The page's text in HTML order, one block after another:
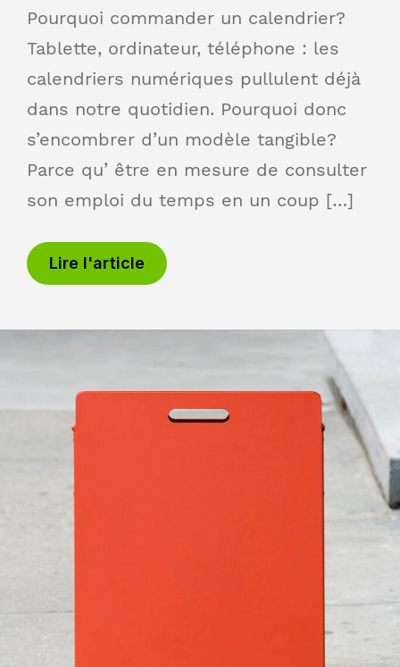
Pourquoi commander un calendrier?
Tablette, ordinateur, téléphone : les
calendriers numériques pullulent déjà
dans notre quotidien. Pourquoi donc
s’encombrer d’un modèle tangible?
Parce qu’ être en mesure de consulter
son emploi du temps en un coup […]
Lire l'article